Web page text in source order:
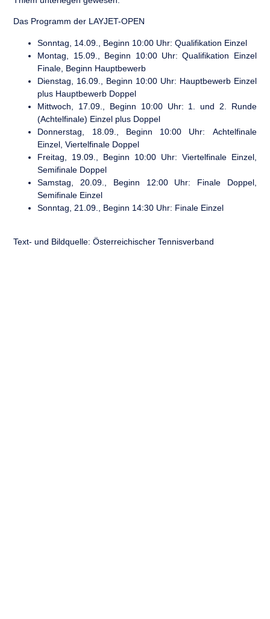
Das Programm der LAYJET-OPEN
Sonntag, 14.09., Beginn 10:00 Uhr:Qualifikation Einzel
Montag , 15.09., Beginn 10:00 Uhr: Qualifikation Einzel
Finale, Beginn Hauptbewerb
Dienstag , 16.09., Beginn 10:00 Uhr: Hauptbewerb Einzel
plus Hauptbewerb Doppel
Mittwoch , 17.09., Beginn 10:00 Uhr: 1. und 2. Runde
(Achtelfinale) Einzel plus Doppel
Donnerstag , 18.09., Beginn 10:00 Uhr:
Achtelfinale
Einzel, Viertelfinale Doppel
Freitag , 19.09., Beginn 10:00 Uhr: Viertelfinale Einzel,
Semifinale Doppel
Samstag , 20.09., Beginn 12:00 Uhr:
Finale Doppel,
Semifinale Einzel
Sonntag , 21.09., Beginn 14:30 Uhr: Finale Einzel
Text- und Bildquelle: Österreichischer Tennisverband